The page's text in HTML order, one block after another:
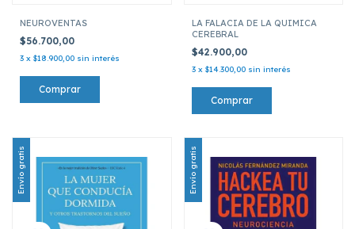
NEUROVENTAS
$56.700,00
3 x $18.900,00 sin interés
LA FALACIA DE LA QUIMICA
CEREBRAL
$42.900,00
3 x $14.300,00 sin interés
Envío gratis Envío gratis